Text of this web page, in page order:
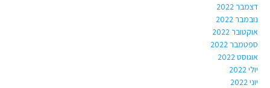
דצמבר 2022
נובמבר 2022
אוקטובר 2022
ספטמבר 2022
אוגוסט 2022
יולי 2022
יוני 2022